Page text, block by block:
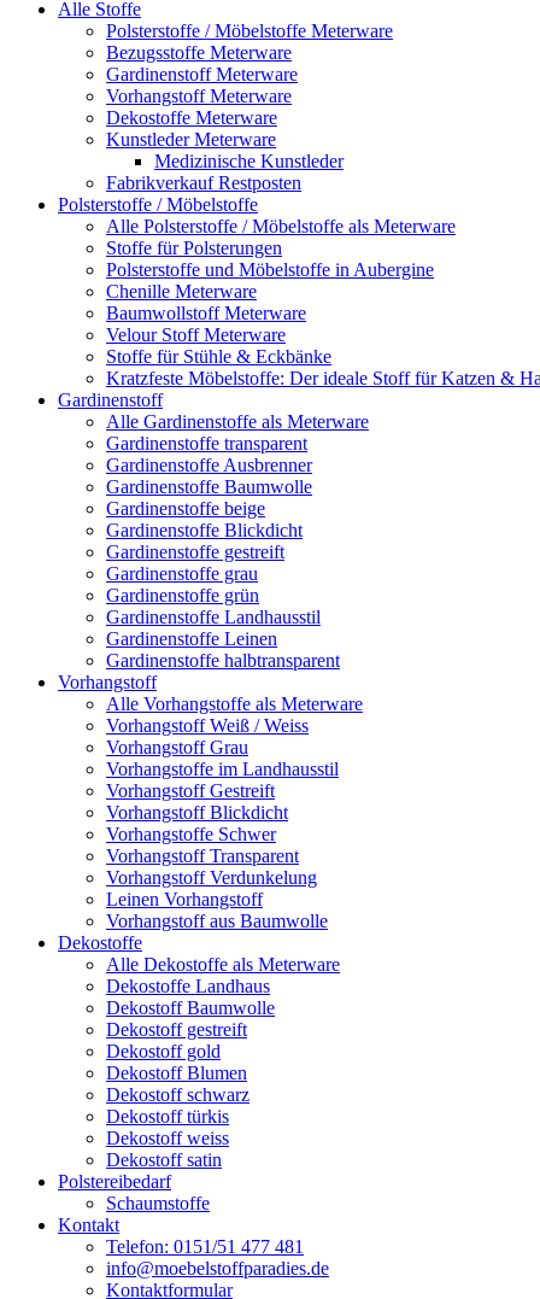
Alle Stoffe
Polsterstoffe / Möbelstoffe Meterware
Bezugsstoffe Meterware
Gardinenstoff Meterware
Vorhangstoff Meterware
Dekostoffe Meterware
Kunstleder Meterware
Medizinische Kunstleder
Fabrikverkauf Restposten
Polsterstoffe / Möbelstoffe
Alle Polsterstoffe / Möbelstoffe als Meterware
Stoffe für Polsterungen
Polsterstoffe und Möbelstoffe in Aubergine
Chenille Meterware
Baumwollstoff Meterware
Velour Stoff Meterware
Stoffe für Stühle & Eckbänke
Kratzfeste Möbelstoffe: Der ideale Stoff für Katzen &
Gardinenstoff
Alle Gardinenstoffe als Meterware
Gardinenstoffe transparent
Gardinenstoffe Ausbrenner
Gardinenstoffe Baumwolle
Gardinenstoffe beige
Gardinenstoffe Blickdicht
Gardinenstoffe gestreift
Gardinenstoffe grau
Gardinenstoffe grün
Gardinenstoffe Landhausstil
Gardinenstoffe Leinen
Gardinenstoffe halbtransparent
Vorhangstoff
Alle Vorhangstoffe als Meterware
Vorhangstoff Weiß / Weiss
Vorhangstoff Grau
Vorhangstoffe im Landhausstil
Vorhangstoff Gestreift
Vorhangstoff Blickdicht
Vorhangstoffe Schwer
Vorhangstoff Transparent
Vorhangstoff Verdunkelung
Leinen Vorhangstoff
Vorhangstoff aus Baumwolle
Dekostoffe
Alle Dekostoffe als Meterware
Dekostoffe Landhaus
Dekostoff Baumwolle
Dekostoff gestreift
Dekostoff gold
Dekostoff Blumen
Dekostoff schwarz
Dekostoff türkis
Dekostoff weiss
Dekostoff satin
Polstereibedarf
Schaumstoffe
Kontakt
Telefon: 0151/51 477 481
info@moebelstoffparadies.de
Kontaktformular